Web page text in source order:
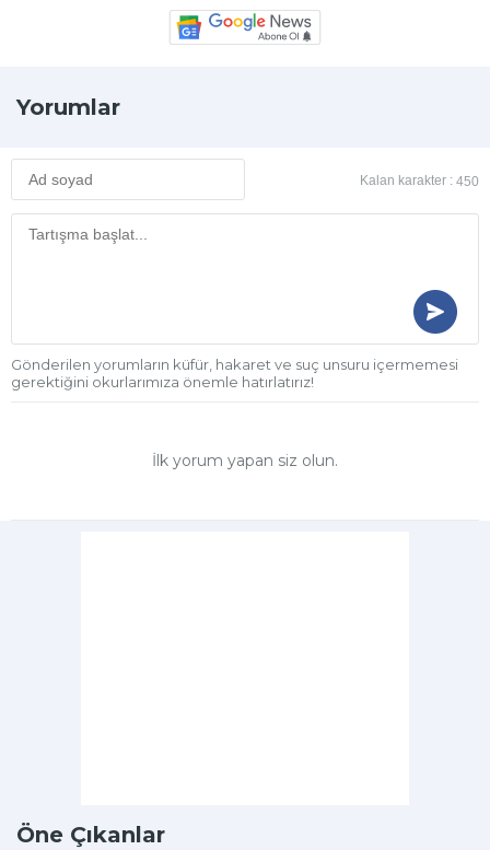
Yorumlar
Kalan karakter : 450
Gönderilen yorumların küfür, hakaret ve suç unsuru içermemesi
gerektiğini okurlarımıza önemle hatırlatırız!
İlk yorum yapan siz olun.
Öne Çıkanlar